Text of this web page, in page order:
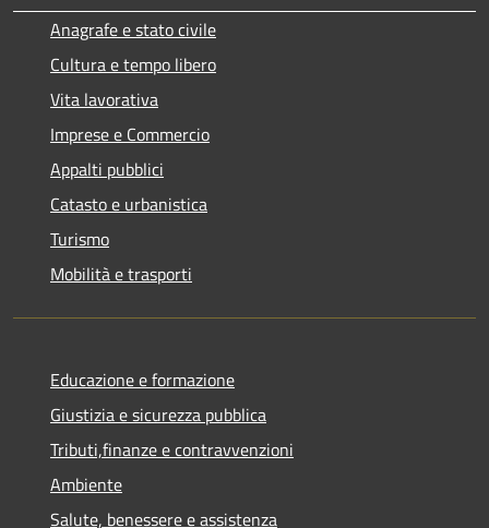
Anagrafe e stato civile
Cultura e tempo libero
Vita lavorativa
Imprese e Commercio
Appalti pubblici
Catasto e urbanistica
Turismo
Mobilità e trasporti
Educazione e formazione
Giustizia e sicurezza pubblica
Tributi,finanze e contravvenzioni
Ambiente
Salute, benessere e assistenza